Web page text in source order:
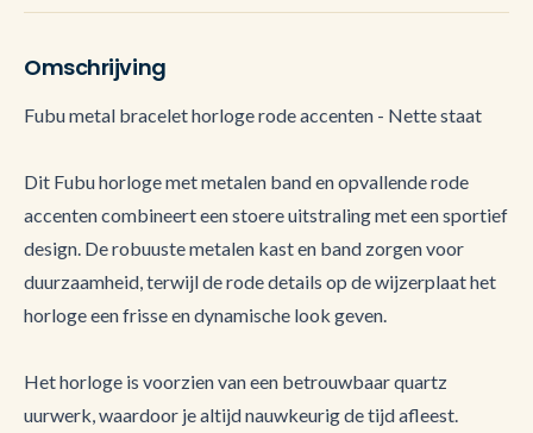
Omschrijving
Fubu metal bracelet horloge rode accenten - Nette staat
Dit Fubu horloge met metalen band en opvallende rode
accenten combineert een stoere uitstraling met een sportief
design. De robuuste metalen kast en band zorgen voor
duurzaamheid, terwijl de rode details op de wijzerplaat het
horloge een frisse en dynamische look geven.
Het horloge is voorzien van een betrouwbaar quartz
uurwerk, waardoor je altijd nauwkeurig de tijd afleest.